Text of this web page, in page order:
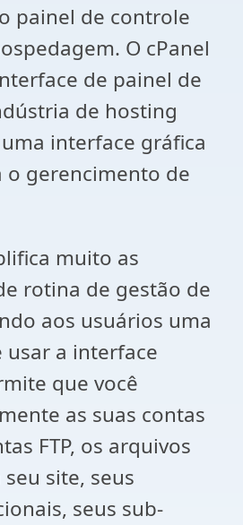
painel de controle
O cPanel
de painel de
de hosting
uma interface gráfica
o gerencimento de
muito as
rotina de gestão de
aos usuários uma
a interface
que você
as suas contas
FTP, os arquivos
site, seus
seus sub-